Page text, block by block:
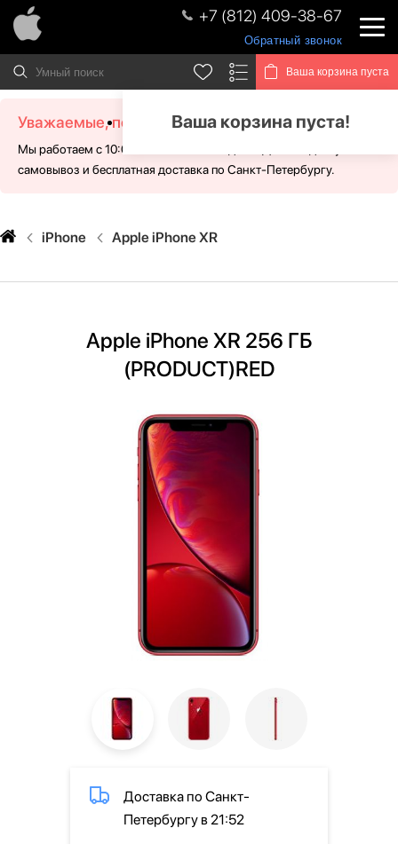
+7 (812) 409-38-67
Обратный звонок
Ваша корзина пуста
Ваша корзина пуста!
Уважаемые, посетители!
Мы работаем с 10:00 - 21:00 без выходных. Для Вас доступен
самовывоз и бесплатная доставка по Санкт-Петербургу.
iPhone Apple iPhone XR
Apple iPhone XR 256 ГБ
(PRODUCT)RED
Доставка по Санкт-
Петербургу в 21:52